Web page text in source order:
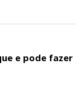
e pode fazer